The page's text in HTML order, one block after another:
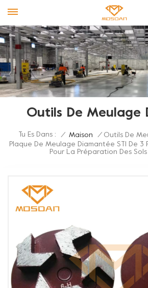
Outils De Meulage
Tu Es Dans : / Maison / Outils De
Plaque De Meulage Diamantée STI De 3
Pour La Préparation Des